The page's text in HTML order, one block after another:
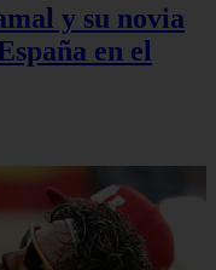
y su novia
en el